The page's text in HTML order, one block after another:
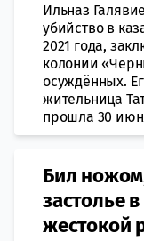
Ильназ
убийство в
2021 года,
колонии
осуждённых.
жительница
прошла 30
Бил
застолье
жестокой